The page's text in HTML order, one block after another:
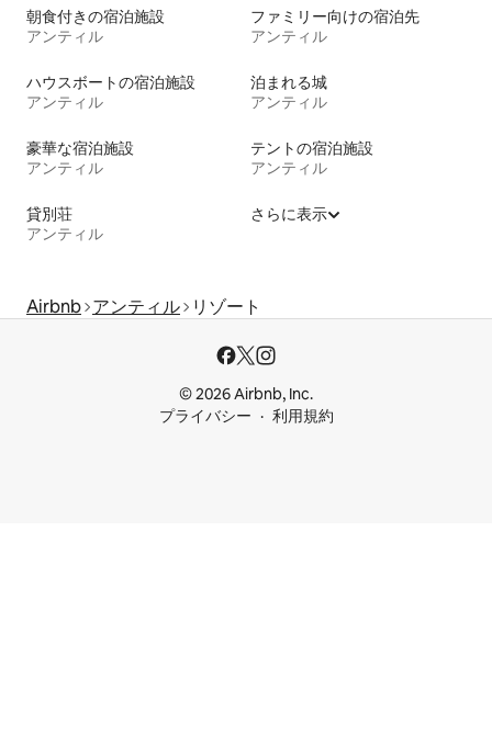
朝食付きの宿泊施設
アンティル
ファミリー向けの宿泊先
アンティル
ハウスボートの宿泊施設
アンティル
泊まれる城
アンティル
豪華な宿泊施設
アンティル
テントの宿泊施設
アンティル
貸別荘
アンティル
さらに表示
Airbnb アンティル リゾート
© 2026 Airbnb, Inc.
プライバシー
利用規約